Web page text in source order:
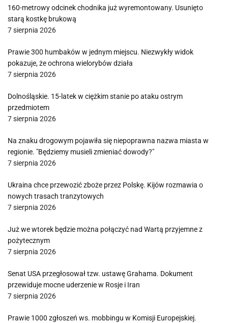
160-metrowy odcinek chodnika już wyremontowany. Usunięto
starą kostkę brukową
7 sierpnia 2026
Prawie 300 humbaków w jednym miejscu. Niezwykły widok
pokazuje, że ochrona wielorybów działa
7 sierpnia 2026
Dolnośląskie. 15-latek w ciężkim stanie po ataku ostrym
przedmiotem
7 sierpnia 2026
Na znaku drogowym pojawiła się niepoprawna nazwa miasta w
regionie. "Będziemy musieli zmieniać dowody?"
7 sierpnia 2026
Ukraina chce przewozić zboże przez Polskę. Kijów rozmawia o
nowych trasach tranzytowych
7 sierpnia 2026
Już we wtorek będzie można połączyć nad Wartą przyjemne z
pożytecznym
7 sierpnia 2026
Senat USA przegłosował tzw. ustawę Grahama. Dokument
przewiduje mocne uderzenie w Rosje i Iran
7 sierpnia 2026
Prawie 1000 zgłoszeń ws. mobbingu w Komisji Europejskiej.